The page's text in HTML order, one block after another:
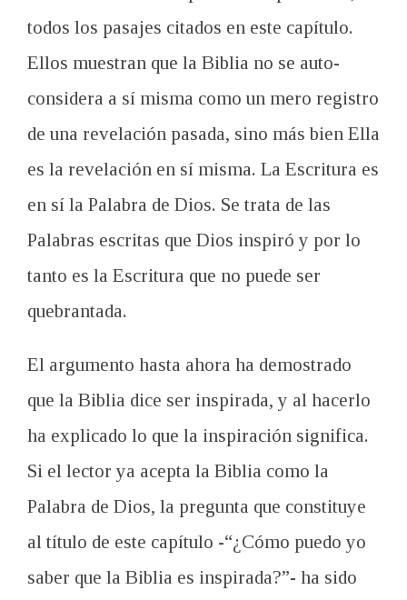
todos los pasajes citados en este capítulo.
Ellos muestran que la Biblia no se auto-
considera a sí misma como un mero registro
de una revelación pasada, sino más bien Ella
es la revelación en sí misma. La Escritura es
en sí la Palabra de Dios. Se trata de las
Palabras escritas que Dios inspiró y por lo
tanto es la Escritura que no puede ser
quebrantada.
El argumento hasta ahora ha demostrado
que la Biblia dice ser inspirada, y al hacerlo
ha explicado lo que la inspiración significa.
Si el lector ya acepta la Biblia como la
Palabra de Dios, la pregunta que constituye
al título de este capítulo -“¿Cómo puedo yo
saber que la Biblia es inspirada?”- ha sido